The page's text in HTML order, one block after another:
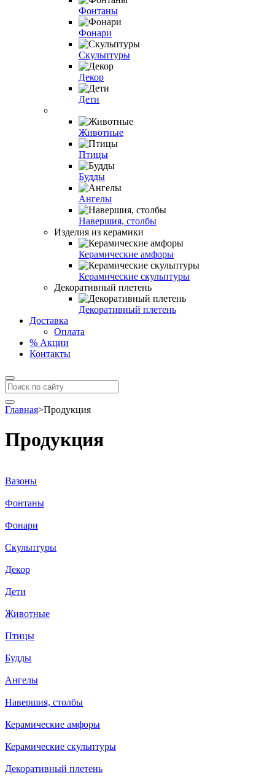
Фонтаны
Фонари
Скульптуры
Декор
Дети
Животные
Птицы
Будды
Ангелы
Навершия, столбы
Изделия из керамики
Керамические амфоры
Керамические скульптуры
Декоративный плетень
Декоративный плетень
Доставка
Оплата
% Акции
Контакты
Главная>Продукция
Продукция
Вазоны
Фонтаны
Фонари
Скульптуры
Декор
Дети
Животные
Птицы
Будды
Ангелы
Навершия, столбы
Керамические амфоры
Керамические скульптуры
Декоративный плетень